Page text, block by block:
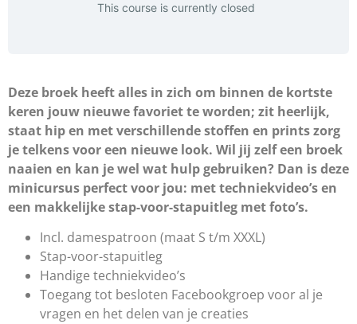
This course is currently closed
Deze broek heeft alles in zich om binnen de kortste
keren jouw nieuwe favoriet te worden; zit heerlijk,
staat hip en met verschillende stoffen en prints zorg
je telkens voor een nieuwe look. Wil jij zelf een broek
naaien en kan je wel wat hulp gebruiken? Dan is deze
minicursus perfect voor jou: met techniekvideo’s en
een makkelijke stap-voor-stapuitleg met foto’s.
Incl. damespatroon (maat S t/m XXXL)
Stap-voor-stapuitleg
Handige techniekvideo’s
Toegang tot besloten Facebookgroep voor al je
vragen en het delen van je creaties